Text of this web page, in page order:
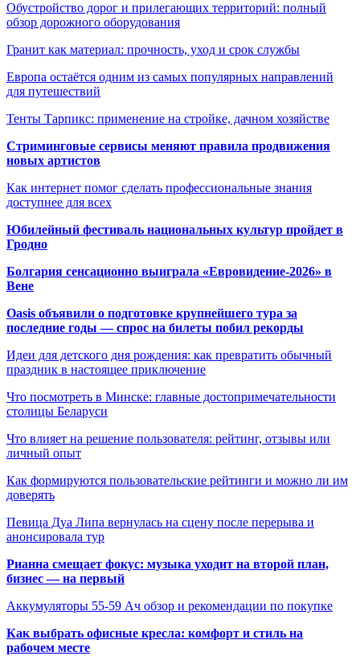
Обустройство дорог и прилегающих территорий: полный
обзор дорожного оборудования
Гранит как материал: прочность, уход и срок службы
Европа остаётся одним из самых популярных направлений
для путешествий
Тенты Тарпикс: применение на стройке, дачном хозяйстве
Стриминговые сервисы меняют правила продвижения
новых артистов
Как интернет помог сделать профессиональные знания
доступнее для всех
Юбилейный фестиваль национальных культур пройдет в
Гродно
Болгария сенсационно выиграла «Евровидение-2026» в
Вене
Oasis объявили о подготовке крупнейшего тура за
последние годы — спрос на билеты побил рекорды
Идеи для детского дня рождения: как превратить обычный
праздник в настоящее приключение
Что посмотреть в Минске: главные достопримечательности
столицы Беларуси
Что влияет на решение пользователя: рейтинг, отзывы или
личный опыт
Как формируются пользовательские рейтинги и можно ли им
доверять
Певица Дуа Липа вернулась на сцену после перерыва и
анонсировала тур
Рианна смещает фокус: музыка уходит на второй план,
бизнес — на первый
Аккумуляторы 55-59 Ач обзор и рекомендации по покупке
Как выбрать офисные кресла: комфорт и стиль на
рабочем месте